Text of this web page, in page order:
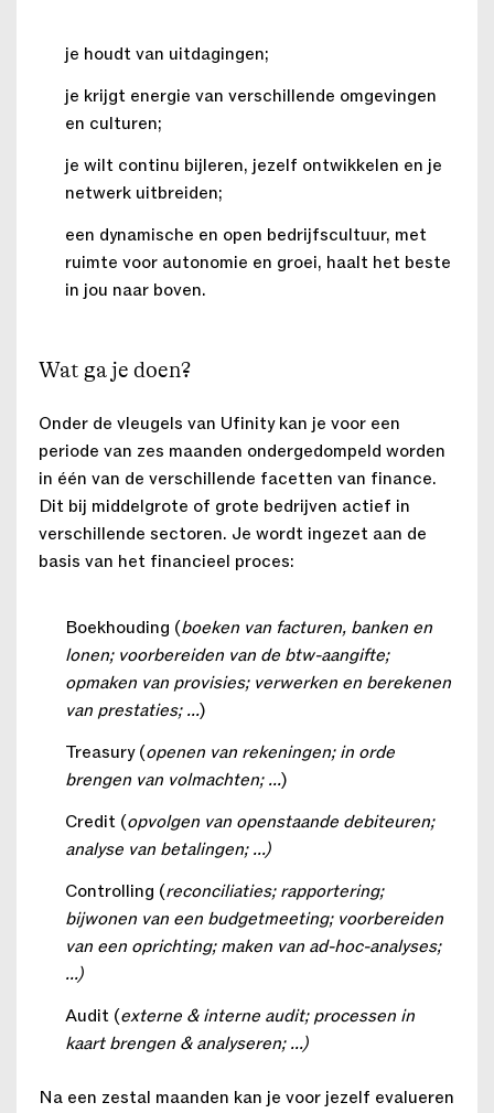
je houdt van uitdagingen;
je krijgt energie van verschillende omgevingen
en culturen;
je wilt continu bijleren, jezelf ontwikkelen en je
netwerk uitbreiden;
een dynamische en open bedrijfscultuur, met
ruimte voor autonomie en groei, haalt het beste
in jou naar boven.
Wat ga je doen?
Onder de vleugels van Ufinity kan je voor een
periode van zes maanden ondergedompeld worden
in één van de verschillende facetten van finance.
Dit bij middelgrote of grote bedrijven actief in
verschillende sectoren. Je wordt ingezet aan de
basis van het financieel proces:
Boekhouding (boeken van facturen, banken en
lonen; voorbereiden van de btw-aangifte;
opmaken van provisies; verwerken en berekenen
van prestaties; ...)
Treasury (openen van rekeningen; in orde
brengen van volmachten; ...)
Credit (opvolgen van openstaande debiteuren;
analyse van betalingen; ...)
Controlling (reconciliaties; rapportering;
bijwonen van een budgetmeeting; voorbereiden
van een oprichting; maken van ad-hoc-analyses;
...)
Audit (externe & interne audit; processen in
kaart brengen & analyseren; ...)
Na een zestal maanden kan je voor jezelf evalueren